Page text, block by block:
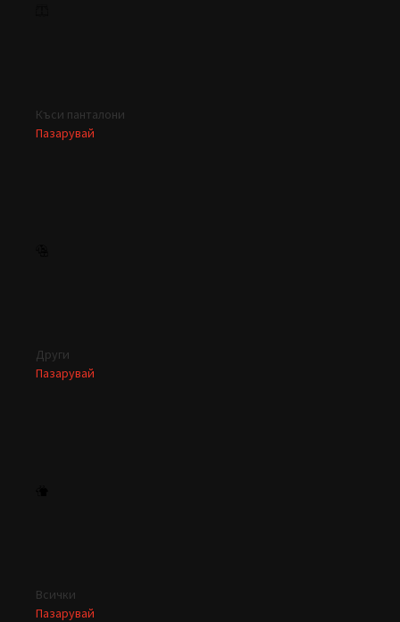
Къси панталони
Пазарувай
Други
Пазарувай
Всички
Пазарувай